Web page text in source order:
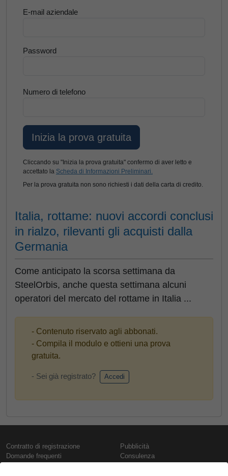
E-mail aziendale
Password
Numero di telefono
Cliccando su "Inizia la prova gratuita" confermo di aver letto e
accettato la Scheda di Informazioni Preliminari.
Per la prova gratuita non sono richiesti i dati della carta di credito.
Italia, rottame: nuovi accordi conclusi
in rialzo, rilevanti gli acquisti dalla
Germania
Come anticipato la scorsa settimana da
SteelOrbis, anche questa settimana alcuni
operatori del mercato del rottame in Italia ...
- Contenuto riservato agli abbonati.
- Compila il modulo e ottieni una prova
gratuita.
- Sei già registrato? Accedi
Contratto di registrazione
Domande frequenti
Pubblicità
Consulenza